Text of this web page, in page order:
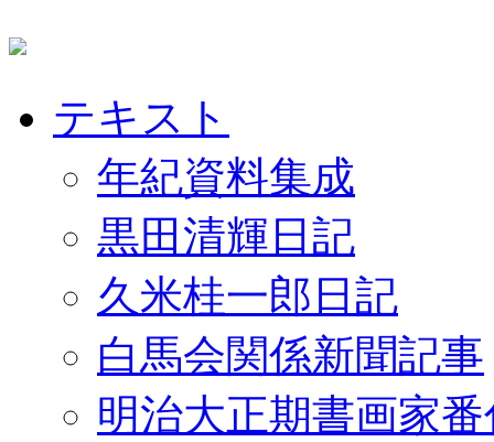
テキスト
年紀資料集成
黒田清輝日記
久米桂一郎日記
白馬会関係新聞記事
明治大正期書画家